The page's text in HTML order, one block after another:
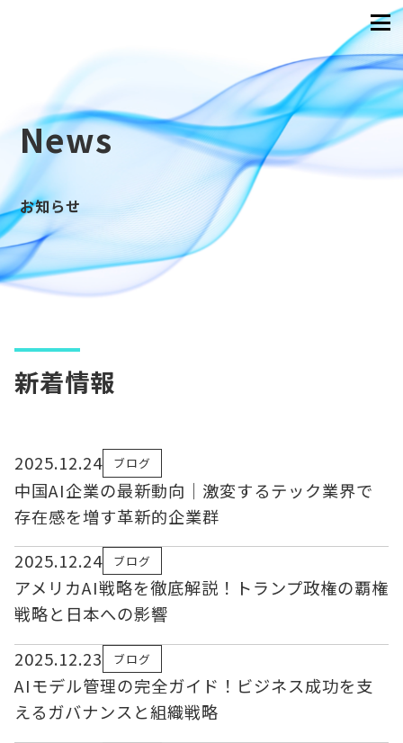
News
お知らせ
新着情報
2025.12.24 ブログ
中国AI企業の最新動向｜激変するテック業界で
存在感を増す革新的企業群
2025.12.24
ブログ
アメリカAI戦略を徹底解説！トランプ政権の覇権
戦略と日本への影響
2025.12.23
ブログ
AIモデル管理の完全ガイド！ビジネス成功を支
えるガバナンスと組織戦略